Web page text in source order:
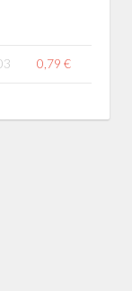
0,79 €